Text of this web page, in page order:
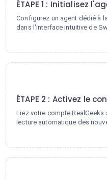
ÉTAPE 1 : Initialisez
Configurez un agent dédié à
dans l'interface intuitive de
ÉTAPE 2 : Activez le
Liez votre compte
lecture automatique des